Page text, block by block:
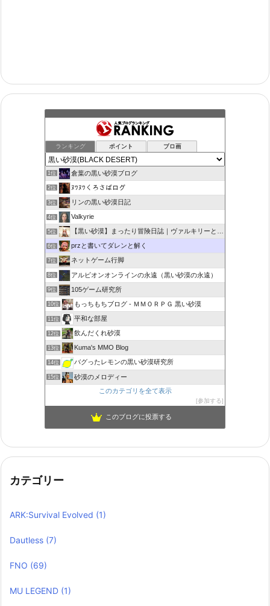
ランキング ポイント ブロ画
1位 倉葉の黒い砂漠ブログ
2位 ﾇﾜﾇﾜくろさばログ
3位 リンの黒い砂漠日記
4位 Valkyrie
5位 【黒い砂漠】まったり冒険日誌｜ヴァルキリーと闇の精霊の旅
6位 przと書いてダレンと解く
7位 ネットゲーム行脚
8位 アルビオンオンラインの永遠（黒い砂漠の永遠）
9位 105ゲーム研究所
10位 もっちもちブログ - ＭＭＯＲＰＧ 黒い砂漠
11位 平和な部屋
12位 飲んだくれ砂漠
13位 Kuma's MMO Blog
14位 バグったレモンの黒い砂漠研究所
15位
砂漠のメロディー
このカテゴリを全て表示
参加する
このブログに投票する
カテゴリー
ARK:Survival Evolved (1)
Dautless (7)
FNO (69)
MU LEGEND (1)